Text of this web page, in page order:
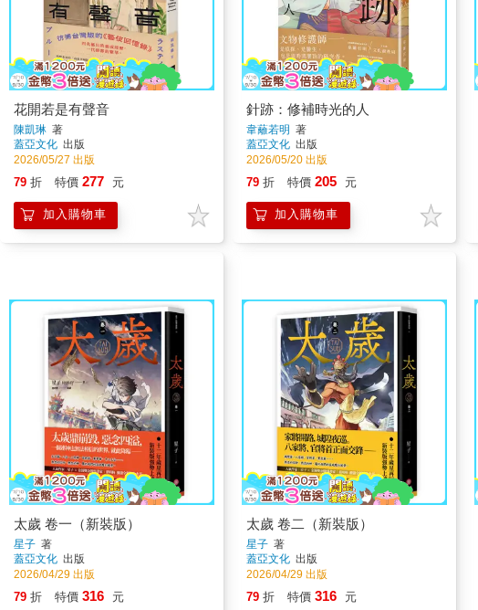
花開若是有聲音
陳凱琳 著
蓋亞文化 出版
2026/05/27 出版
79 折 特價 277 元
加入購物車
針跡：修補時光的人
韋蘺若明 著
蓋亞文化 出版
2026/05/20 出版
79 折 特價 205 元
加入購物車
太歲 卷一（新裝版）
星子 著
蓋亞文化 出版
2026/04/29 出版
79 折 特價 316 元
太歲 卷二（新裝版）
星子著
蓋亞文化 出版
2026/04/29 出版
79 折 特價 316 元